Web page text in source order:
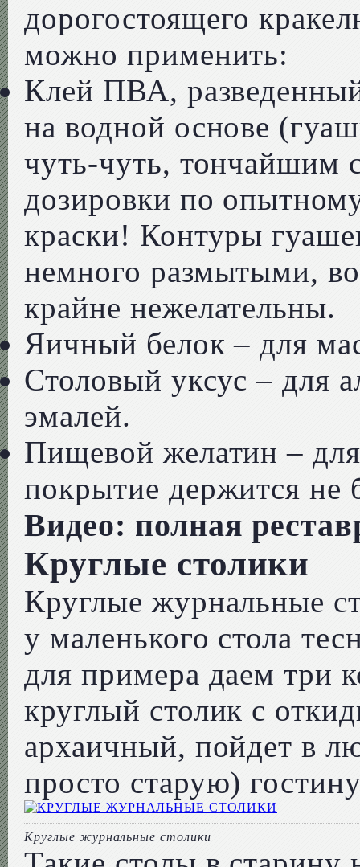
дорогостоящего
можно применить:
Клей ПВА,
на водной основе
чуть-чуть, тончайшим
дозировки по
краски! Контуры
немного размытыми,
крайне нежелательны.
Яичный белок – для
Столовый уксус – для
эмалей.
Пищевой желатин –
покрытие держится не
Видео: полная
Круглые столики
Круглые журнальные
у маленького стола
для примера даем три
круглый столик с
архаичный, пойдет в
просто старую)
Круглые журнальные столики